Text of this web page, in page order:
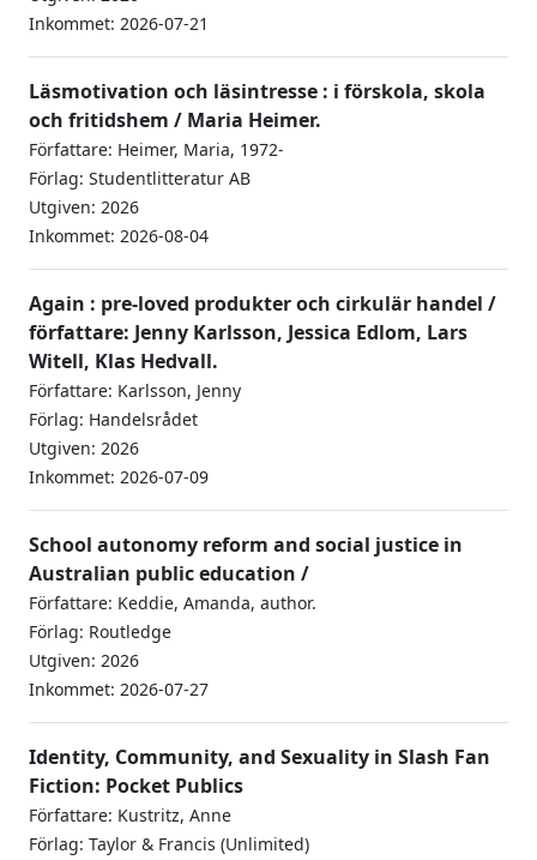
Inkommet: 2026-07-21
Läsmotivation och läsintresse : i förskola, skola
och fritidshem / Maria Heimer.
Författare: Heimer, Maria, 1972-
Förlag: Studentlitteratur AB
Utgiven: 2026
Inkommet: 2026-08-04
Again : pre-loved produkter och cirkulär handel /
författare: Jenny Karlsson, Jessica Edlom, Lars
Witell, Klas Hedvall.
Författare: Karlsson, Jenny
Förlag: Handelsrådet
Utgiven: 2026
Inkommet: 2026-07-09
School autonomy reform and social justice in
Australian public education /
Författare: Keddie, Amanda, author.
Förlag: Routledge
Utgiven: 2026
Inkommet: 2026-07-27
Identity, Community, and Sexuality in Slash Fan
Fiction: Pocket Publics
Författare: Kustritz, Anne
Förlag: Taylor & Francis (Unlimited)